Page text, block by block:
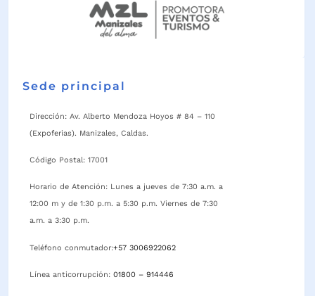
Sede principal
Dirección: Av. Alberto Mendoza Hoyos # 84 – 110
(Expoferias). Manizales, Caldas.
Código Postal: 17001
Horario de Atención: Lunes a jueves de 7:30 a.m. a
12:00 m y de 1:30 p.m. a 5:30 p.m. Viernes de 7:30
a.m. a 3:30 p.m.
Teléfono conmutador:+57 3006922062
Línea anticorrupción: 01800 – 914446